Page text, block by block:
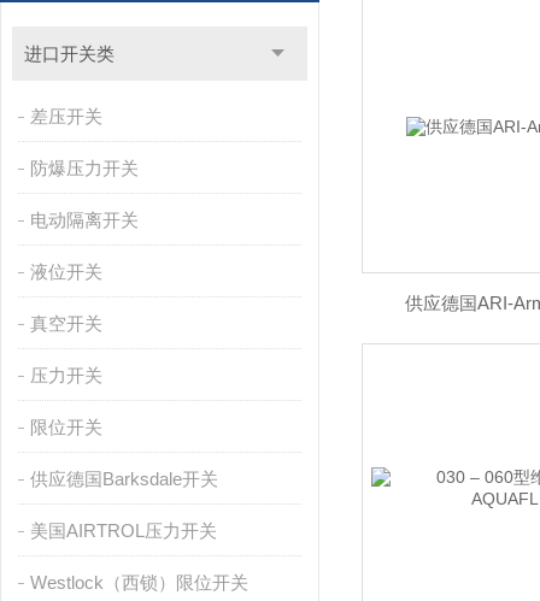
进口开关类
差压开关
防爆压力开关
电动隔离开关
液位开关
真空开关
压力开关
限位开关
供应德国Barksdale开关
美国AIRTROL压力开关
Westlock（西锁）限位开关
供应德国ARI-